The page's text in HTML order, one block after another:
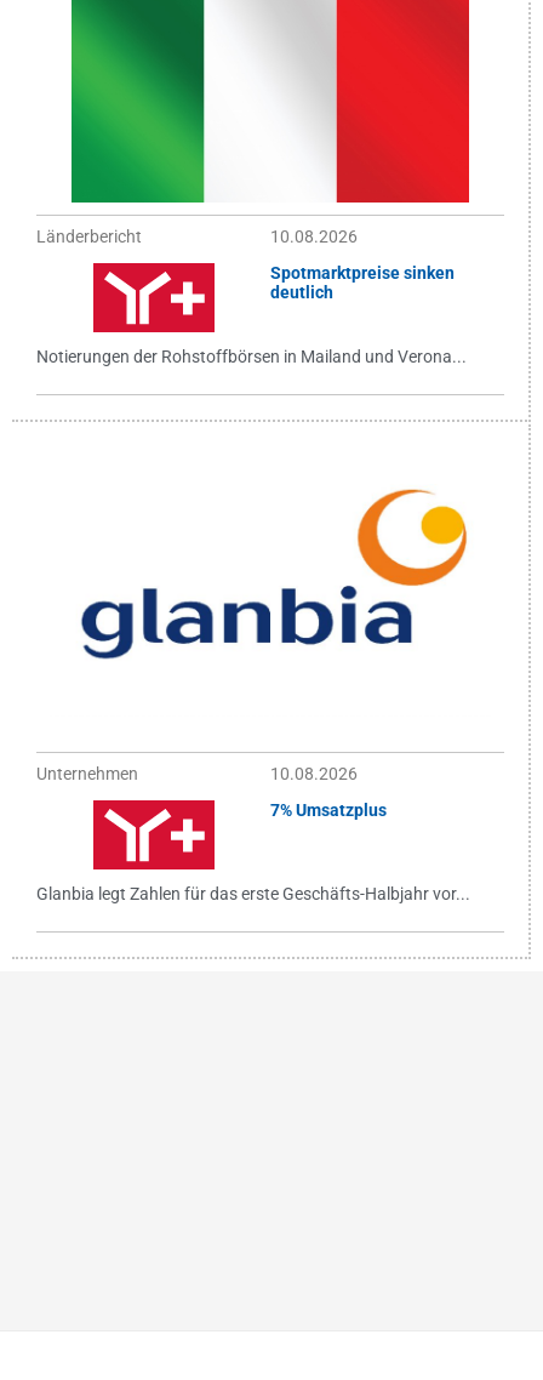
Länderbericht
10.08.2026
Spotmarktpreise sinken
deutlich
Notierungen der Rohstoffbörsen in Mailand und Verona...
Unternehmen
10.08.2026
7% Umsatzplus
Glanbia legt Zahlen für das erste Geschäfts-Halbjahr vor...